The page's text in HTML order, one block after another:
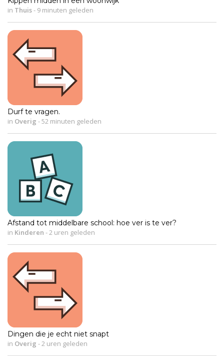
in Thuis- 9 minuten geleden
Durf te vragen.
in Overig -52 minuten geleden
Afstand tot middelbare school: hoe ver is te ver?
in Kinderen -2 uren geleden
Dingen die je echt niet snapt
in Overig -2 uren geleden